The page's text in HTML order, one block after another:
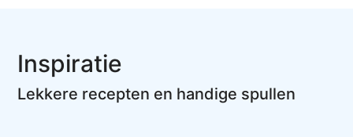
Inspiratie
Lekkere recepten en handige spullen